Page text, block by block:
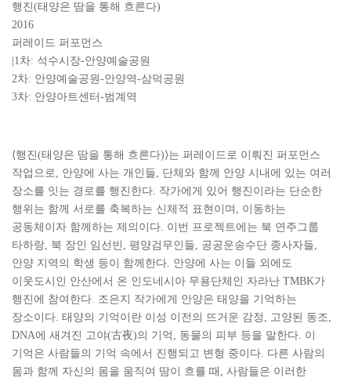
행진(태양은 땀을 통해 흐른다)
2016
퍼레이드 퍼포먼스
|1차: 석수시장-안양예술공원
2차: 안양예술공원-안양역-삼덕공원
3차: 안양아트센터-범계역
⟨행진(태양은 땀을 통해 흐른다)⟩는 퍼레이드로 이뤄진 퍼포먼스
작업으로, 안양에 사는 개인들, 단체와 함께 안양 시내에 있는 여러
장소를 잇는 경로를 행진한다. 작가에게 있어 행진이라는 단순한
행위는 함께 서로를 축복하는 신체적 표현이며, 이동하는
공동체이자 함께하는 제의이다. 이번 프로젝트에는 북 연주그룹
타하랑, 북 장인 임선빈, 평양검무인들, 공공운송수단 종사자들,
안양 지역의 학생 등이 함께한다. 안양에 사는 이들 외에도
이웃도시인 안산에서 온 인도네시아 무용단체인 자라난 TMBK가
행진에 참여한다. 조은지 작가에게 안양은 태양을 기억하는
장소이다. 태양의 기억이란 이성 이전의 뜨거운 감정, 고양된 동조,
DNA에 새겨진 고야(古夜)의 기억, 동물의 피부 등을 말한다. 이
기억은 사람들의 기억 속에서 진행되고 변형 중이다. 다른 사람의
몸과 함께 자신의 몸을 움직여 땀이 흐를 때, 사람들은 이러한